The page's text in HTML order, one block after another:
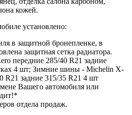
кожей.
установлено:
в защитной бронепленке, в
защитная сетка радиатора.
передние 285/40 R21 задние
4 шт; Зимние шины - Michelin X-
R21 задние 315/35 R21 4 шт
Вашего автомобиля или
отдела продаж.